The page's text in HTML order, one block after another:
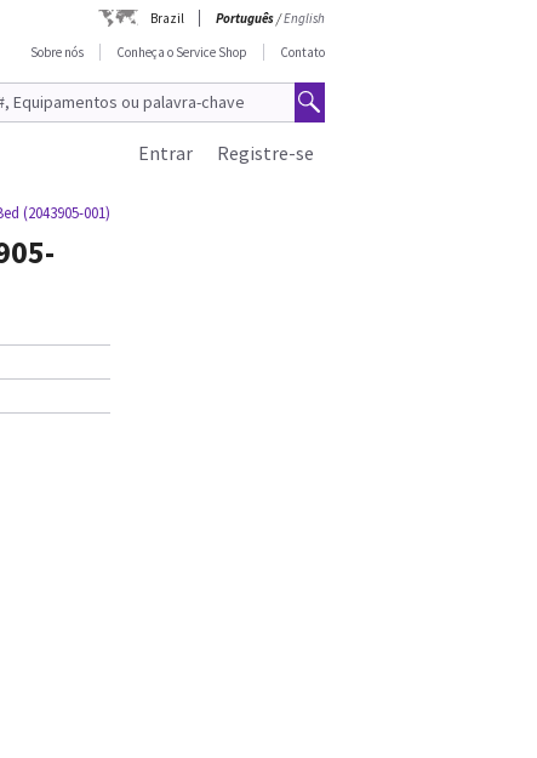
Brazil Português/English
Sobre nós
Conheça o Service Shop Contato
Registre-se
Entrar
(2043905-001)